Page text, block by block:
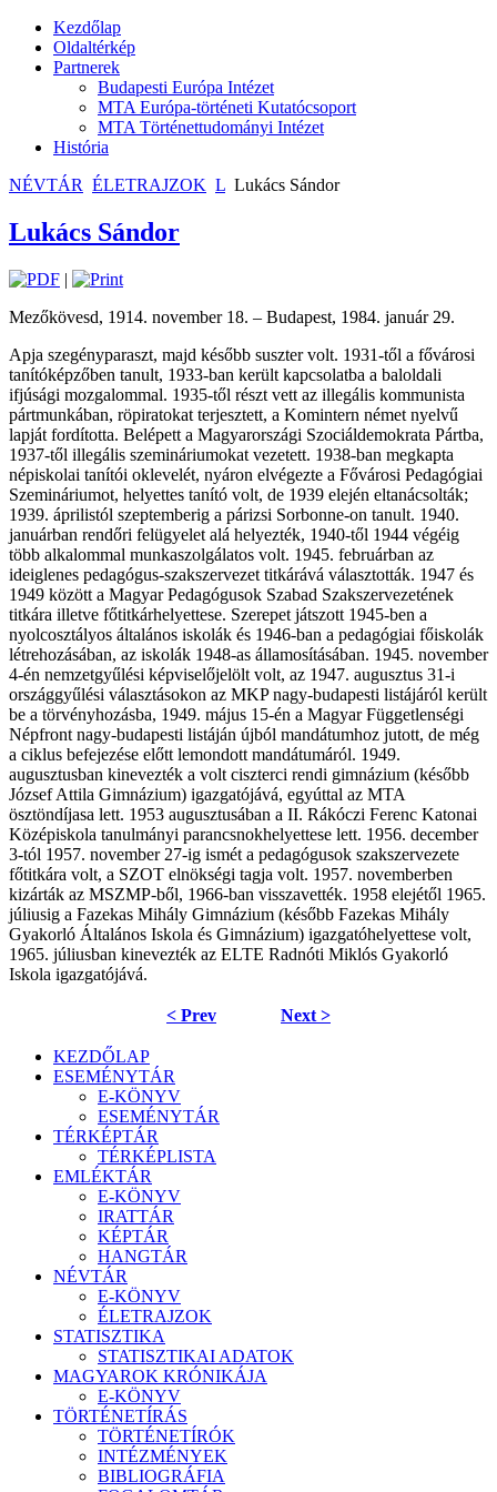
Kezdőlap
Oldaltérkép
Partnerek
Budapesti Európa Intézet
MTA Európa-történeti Kutatócsoport
MTA Történettudományi Intézet
História
NÉVTÁR ÉLETRAJZOK L Lukács Sándor
Lukács Sándor
|
Mezőkövesd, 1914. november 18. – Budapest, 1984. január 29.
Apja szegényparaszt, majd később suszter volt. 1931-től a fővárosi
tanítóképzőben tanult, 1933-ban került kapcsolatba a baloldali
ifjúsági mozgalommal. 1935-től részt vett az illegális kommunista
pártmunkában, röpiratokat terjesztett, a Komintern német nyelvű
lapját fordította. Belépett a Magyarországi Szociáldemokrata Pártba,
1937-től illegális szemináriumokat vezetett. 1938-ban megkapta
népiskolai tanítói oklevelét, nyáron elvégezte a Fővárosi Pedagógiai
Szemináriumot, helyettes tanító volt, de 1939 elején eltanácsolták;
1939. áprilistól szeptemberig a párizsi Sorbonne-on tanult. 1940.
januárban rendőri felügyelet alá helyezték, 1940-től 1944 végéig
több alkalommal munkaszolgálatos volt. 1945. februárban az
ideiglenes pedagógus-szakszervezet titkárává választották. 1947 és
1949 között a Magyar Pedagógusok Szabad Szakszervezetének
titkára illetve főtitkárhelyettese. Szerepet játszott 1945-ben a
nyolcosztályos általános iskolák és 1946-ban a pedagógiai főiskolák
létrehozásában, az iskolák 1948-as államosításában. 1945. november
4-én nemzetgyűlési képviselőjelölt volt, az 1947. augusztus 31-i
országgyűlési választásokon az MKP nagy-budapesti listájáról került
be a törvényhozásba, 1949. május 15-én a Magyar Függetlenségi
Népfront nagy-budapesti listáján újból mandátumhoz jutott, de még
a ciklus befejezése előtt lemondott mandátumáról. 1949.
augusztusban kinevezték a volt ciszterci rendi gimnázium (később
József Attila Gimnázium) igazgatójává, egyúttal az MTA
ösztöndíjasa lett. 1953 augusztusában a II. Rákóczi Ferenc Katonai
Középiskola tanulmányi parancsnokhelyettese lett. 1956. december
3-tól 1957. november 27-ig ismét a pedagógusok szakszervezete
főtitkára volt, a SZOT elnökségi tagja volt. 1957. novemberben
kizárták az MSZMP-ből, 1966-ban visszavették. 1958 elejétől 1965.
júliusig a Fazekas Mihály Gimnázium (később Fazekas Mihály
Gyakorló Általános Iskola és Gimnázium) igazgatóhelyettese volt,
1965. júliusban kinevezték az ELTE Radnóti Miklós Gyakorló
Iskola igazgatójává.
< Prev Next >
KEZDŐLAP
ESEMÉNYTÁR
E-KÖNYV
ESEMÉNYTÁR
TÉRKÉPTÁR
TÉRKÉPLISTA
EMLÉKTÁR
E-KÖNYV
IRATTÁR
KÉPTÁR
HANGTÁR
NÉVTÁR
E-KÖNYV
ÉLETRAJZOK
STATISZTIKA
STATISZTIKAI ADATOK
MAGYAROK KRÓNIKÁJA
E-KÖNYV
TÖRTÉNETÍRÁS
TÖRTÉNETÍRÓK
INTÉZMÉNYEK
BIBLIOGRÁFIA